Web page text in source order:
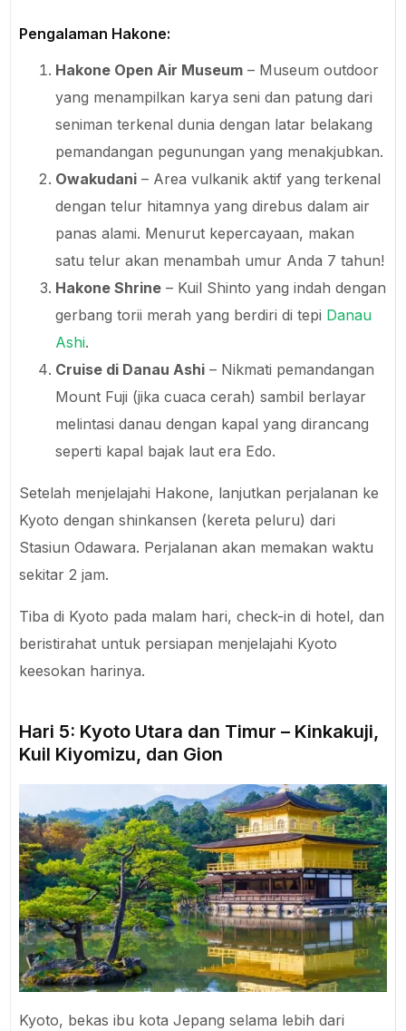
Pengalaman Hakone:
Hakone Open Air Museum – Museum outdoor
yang menampilkan karya seni dan patung dari
seniman terkenal dunia dengan latar belakang
pemandangan pegunungan yang menakjubkan.
Owakudani – Area vulkanik aktif yang terkenal
dengan telur hitamnya yang direbus dalam air
panas alami. Menurut kepercayaan, makan
satu telur akan menambah umur Anda 7 tahun!
Hakone Shrine – Kuil Shinto yang indah dengan
gerbang torii merah yang berdiri di tepi Danau
Ashi.
Cruise di Danau Ashi – Nikmati pemandangan
Mount Fuji (jika cuaca cerah) sambil berlayar
melintasi danau dengan kapal yang dirancang
seperti kapal bajak laut era Edo.
Setelah menjelajahi Hakone, lanjutkan perjalanan ke
Kyoto dengan shinkansen (kereta peluru) dari
Stasiun Odawara. Perjalanan akan memakan waktu
sekitar 2 jam.
Tiba di Kyoto pada malam hari, check-in di hotel, dan
beristirahat untuk persiapan menjelajahi Kyoto
keesokan harinya.
Hari 5: Kyoto Utara dan Timur – Kinkakuji,
Kuil Kiyomizu, dan Gion
Kyoto, bekas ibu kota Jepang selama lebih dari